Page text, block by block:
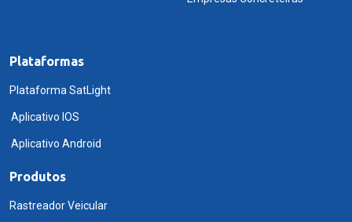
Plataformas
Plataforma SatLight
Aplicativo IOS
Aplicativo Android
Produtos
Rastreador Veicular